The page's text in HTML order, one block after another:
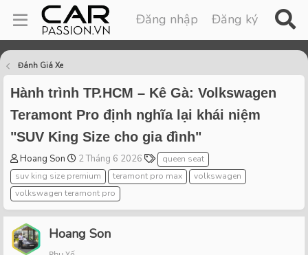
Đăng nhập Đăng ký
Đánh Giá Xe
Hành trình TP.HCM – Kê Gà: Volkswagen
Teramont Pro định nghĩa lại khái niệm
"SUV King Size cho gia đình"
T
h
r
e
a
d
s
Hoang Son
S
t
a
r
t
a
2 Tháng 6 2026
T
a
g
queen seat
suv king size premium
teramont pro max
volkswagen
volkswagen teramont pro
Hoang Son